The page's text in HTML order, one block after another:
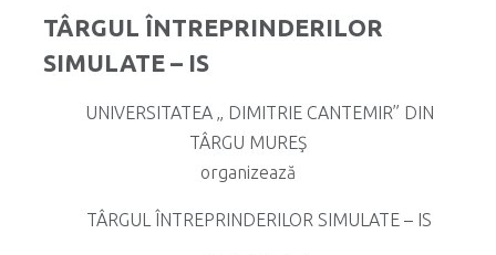
TÂRGUL ÎNTREPRINDERILOR
SIMULATE – IS
UNIVERSITATEA „ DIMITRIE CANTEMIR” DIN
TÂRGU MUREŞ
organizează
TÂRGUL ÎNTREPRINDERILOR SIMULATE – IS